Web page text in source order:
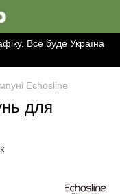
Все буде Україна
Echosline
для